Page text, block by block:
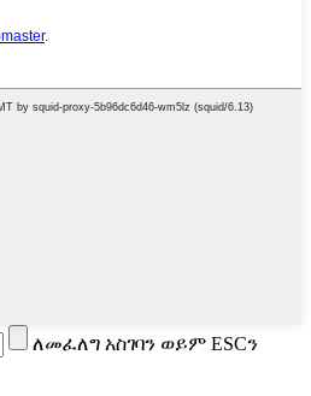
ለመፈለግ አስገባን ወይም ESCን